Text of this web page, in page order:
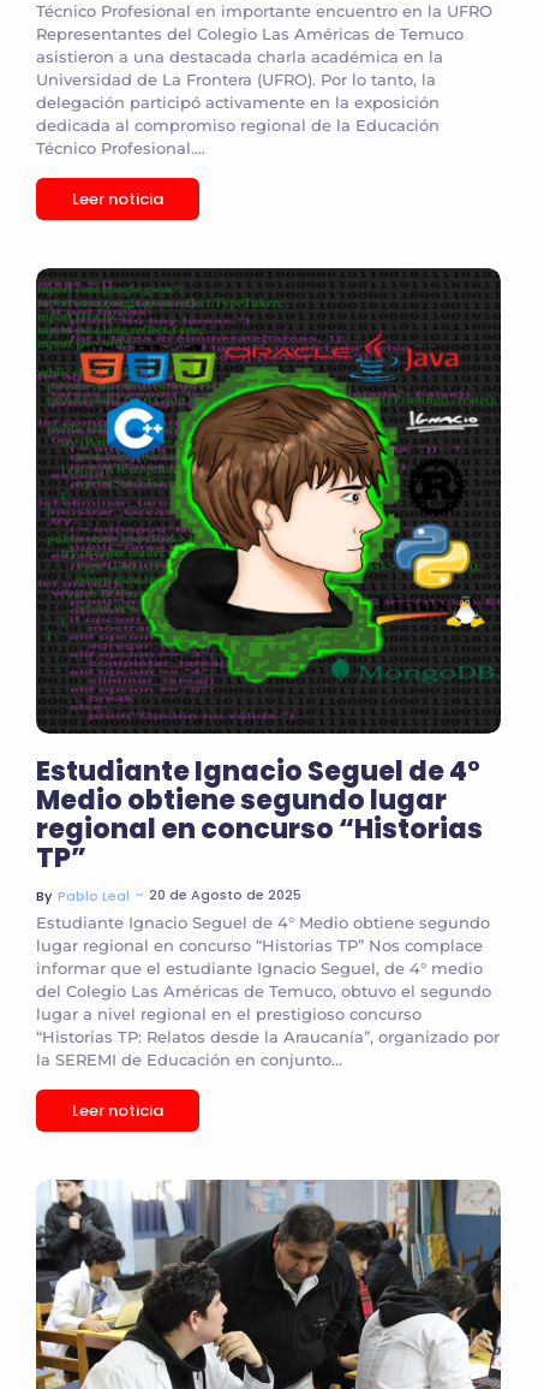
Técnico Profesional en importante encuentro en la UFRO
Representantes del Colegio Las Américas de Temuco
asistieron a una destacada charla académica en la
Universidad de La Frontera (UFRO). Por lo tanto, la
delegación participó activamente en la exposición
dedicada al compromiso regional de la Educación
Técnico Profesional....
Leer noticia
Estudiante Ignacio Seguel de 4°
Medio obtiene segundo lugar
regional en concurso “Historias
TP”
By Pablo Leal ~ 20 de Agosto de 2025
Estudiante Ignacio Seguel de 4° Medio obtiene segundo
lugar regional en concurso “Historias TP” Nos complace
informar que el estudiante Ignacio Seguel, de 4° medio
del Colegio Las Américas de Temuco, obtuvo el segundo
lugar a nivel regional en el prestigioso concurso
“Historias TP: Relatos desde la Araucanía”, organizado por
la SEREMI de Educación en conjunto...
Leer noticia